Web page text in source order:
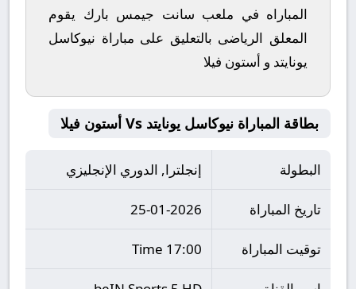
المباراه في ملعب سانت جيمس بارك يقوم
المعلق الرياضى بالتعليق على مباراة نيوكاسل
يونايتد و أستون فيلا
بطاقة المباراة نيوكاسل يونايتد Vs أستون فيلا
البطولة إنجلترا, الدوري الإنجليزي
تاريخ المباراة 25-01-2026
توقيت المباراة 17:00 Time